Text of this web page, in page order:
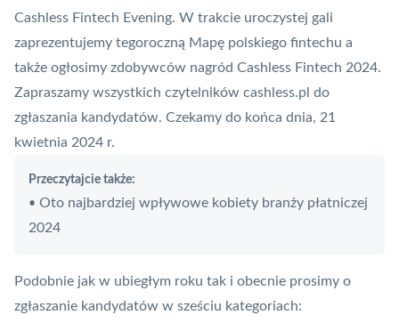
Cashless Fintech Evening. W trakcie uroczystej gali
zaprezentujemy tegoroczną Mapę polskiego fintechu a
także ogłosimy zdobywców nagród Cashless Fintech 2024.
Zapraszamy wszystkich czytelników cashless.pl do
zgłaszania kandydatów. Czekamy do końca dnia, 21
kwietnia 2024 r.
Przeczytajcie także:
• Oto najbardziej wpływowe kobiety branży płatniczej
2024
Podobnie jak w ubiegłym roku tak i obecnie prosimy o
zgłaszanie kandydatów w sześciu kategoriach: